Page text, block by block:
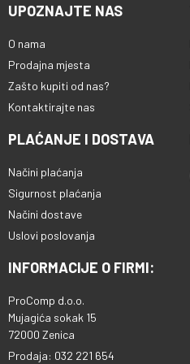
UPOZNAJTE NAS
O nama
Prodajna mjesta
Zašto kupiti od nas?
Kontaktirajte nas
PLAĆANJE I DOSTAVA
Načini plaćanja
Sigurnost plaćanja
Načini dostave
Uslovi poslovanja
INFORMACIJE O FIRMI:
ProComp d.o.o.
Mujagića sokak 15
72000 Zenica
Prodaja: 032 221 654